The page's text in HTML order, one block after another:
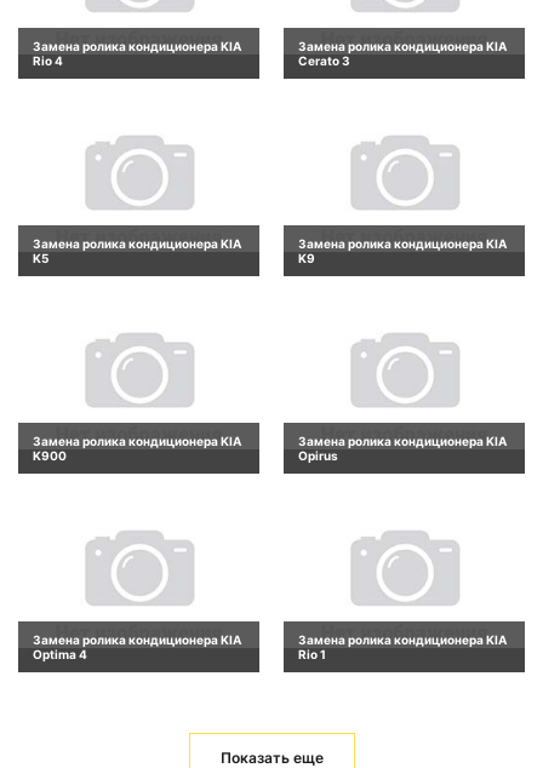
Замена ролика кондиционера KIA
Rio 4
Замена ролика кондиционера KIA
Cerato 3
Замена ролика кондиционера KIA
K5
Замена ролика кондиционера KIA
K9
Замена ролика кондиционера KIA
K900
Замена ролика кондиционера KIA
Opirus
Замена ролика кондиционера KIA
Optima 4
Замена ролика кондиционера KIA
Rio 1
Показать еще